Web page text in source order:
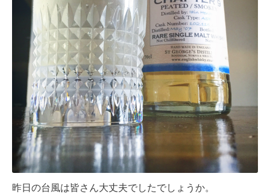
昨日の台風は皆さん大丈夫でしたでしょうか。